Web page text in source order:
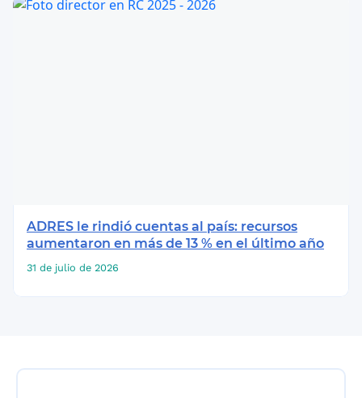
ADRES le rindió cuentas al país: recursos
aumentaron en más de 13 % en el último año
31 de julio de 2026